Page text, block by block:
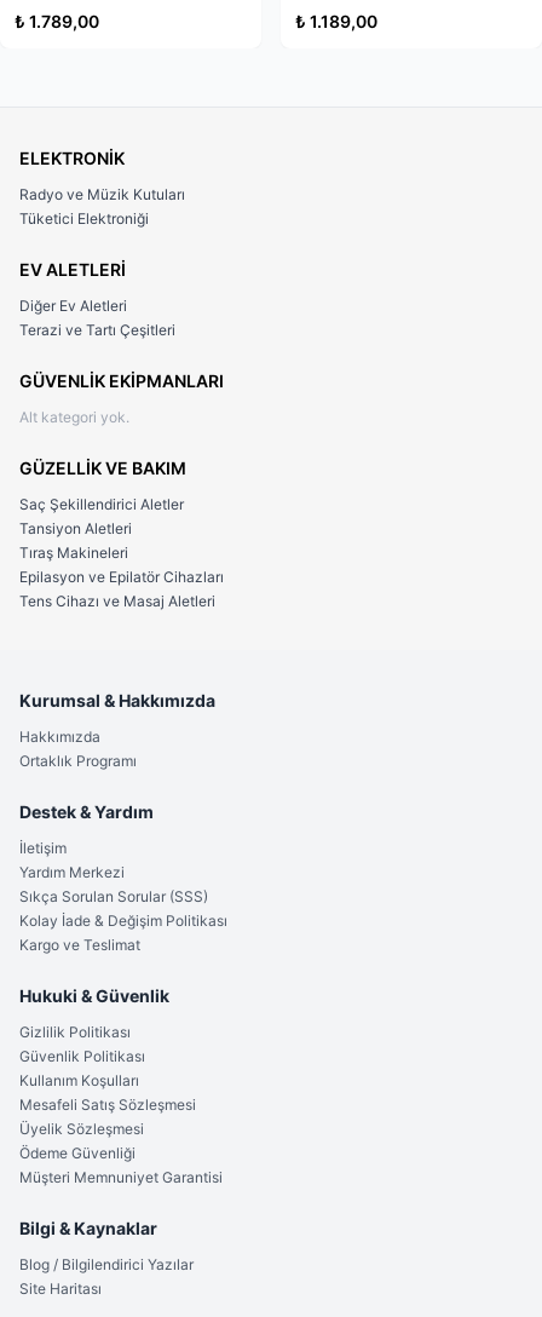
parçası.
Hobi:Fırlatma bıçaklarıyla becerisini geliştirmek isteyenler
için idealdir.
Dekorasyon:Temalı etkinliklerde veya özel gösterilerde
Toplam Uzunluk: 16 cm
Bıçak Uzunluğu: 9.5 cm
Genişlik: 2.5 cm
Tek adet ağırlığı: 30 gram
%100 orijinal ürün ve yüksek kalite.
₺ 1.789,00 ₺ 1.189,00
ELEKTRONİK
Radyo ve Müzik Kutuları
Tüketici Elektroniği
EV ALETLERİ
Diğer Ev Aletleri
Terazi ve Tartı Çeşitleri
GÜVENLİK EKİPMANLARI
Alt kategori yok.
GÜZELLİK VE BAKIM
Saç Şekillendirici Aletler
Tansiyon Aletleri
Tıraş Makineleri
Epilasyon ve Epilatör Cihazları
Tens Cihazı ve Masaj Aletleri
Kurumsal & Hakkımızda
Hakkımızda
Ortaklık Programı
Destek & Yardım
İletişim
Yardım Merkezi
Sıkça Sorulan Sorular (SSS)
Kolay İade & Değişim Politikası
Kargo ve Teslimat
Hukuki & Güvenlik
Gizlilik Politikası
Güvenlik Politikası
Kullanım Koşulları
Mesafeli Satış Sözleşmesi
Üyelik Sözleşmesi
Ödeme Güvenliği
Müşteri Memnuniyet Garantisi
Bilgi & Kaynaklar
Blog / Bilgilendirici Yazılar
Site Haritası